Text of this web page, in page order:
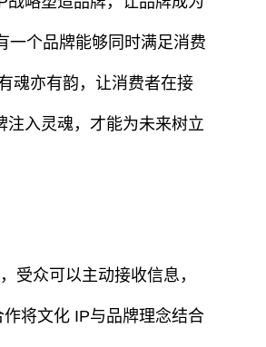
一个品牌能够同时满足消费
魂亦有韵，让消费者在接
入灵魂，才能为未来树立
受众可以主动接收信息，
将文化 IP与品牌理念结合